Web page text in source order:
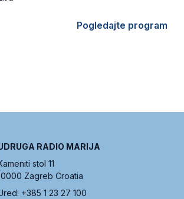
Pogledajte program
RADIO MARIJA
stol 11
Zagreb Croatia
+385 1 23 27 100